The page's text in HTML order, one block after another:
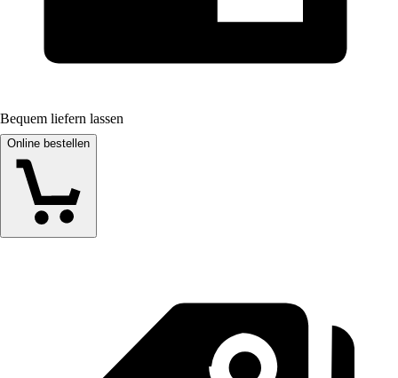
Bequem liefern lassen
Online bestellen